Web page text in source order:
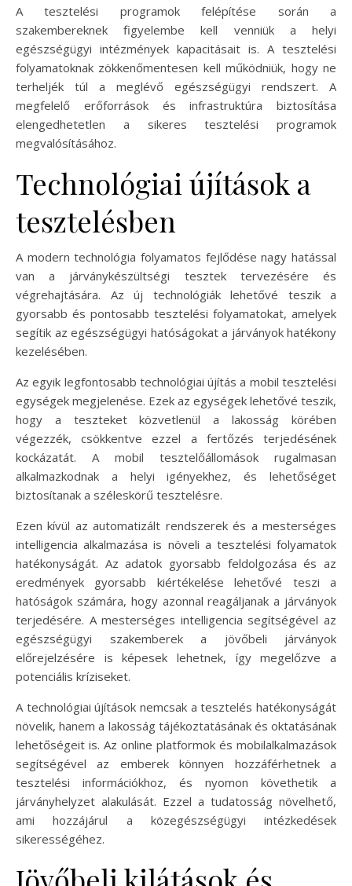
A tesztelési programok felépítése során a
szakembereknek figyelembe kell venniük a helyi
egészségügyi intézmények kapacitásait is. A tesztelési
folyamatoknak zökkenőmentesen kell működniük, hogy ne
terheljék túl a meglévő egészségügyi rendszert. A
megfelelő erőforrások és infrastruktúra biztosítása
elengedhetetlen a sikeres tesztelési programok
megvalósításához.
Technológiai újítások a
tesztelésben
A modern technológia folyamatos fejlődése nagy hatással
van a járványkészültségi tesztek tervezésére és
végrehajtására. Az új technológiák lehetővé teszik a
gyorsabb és pontosabb tesztelési folyamatokat, amelyek
segítik az egészségügyi hatóságokat a járványok hatékony
kezelésében.
Az egyik legfontosabb technológiai újítás a mobil tesztelési
egységek megjelenése. Ezek az egységek lehetővé teszik,
hogy a teszteket közvetlenül a lakosság körében
végezzék, csökkentve ezzel a fertőzés terjedésének
kockázatát. A mobil tesztelőállomások rugalmasan
alkalmazkodnak a helyi igényekhez, és lehetőséget
biztosítanak a széleskörű tesztelésre.
Ezen kívül az automatizált rendszerek és a mesterséges
intelligencia alkalmazása is növeli a tesztelési folyamatok
hatékonyságát. Az adatok gyorsabb feldolgozása és az
eredmények gyorsabb kiértékelése lehetővé teszi a
hatóságok számára, hogy azonnal reagáljanak a járványok
terjedésére. A mesterséges intelligencia segítségével az
egészségügyi szakemberek a jövőbeli járványok
előrejelzésére is képesek lehetnek, így megelőzve a
potenciális kríziseket.
A technológiai újítások nemcsak a tesztelés hatékonyságát
növelik, hanem a lakosság tájékoztatásának és oktatásának
lehetőségeit is. Az online platformok és mobilalkalmazások
segítségével az emberek könnyen hozzáférhetnek a
tesztelési információkhoz, és nyomon követhetik a
járványhelyzet alakulását. Ezzel a tudatosság növelhető,
ami hozzájárul a közegészségügyi intézkedések
sikerességéhez.